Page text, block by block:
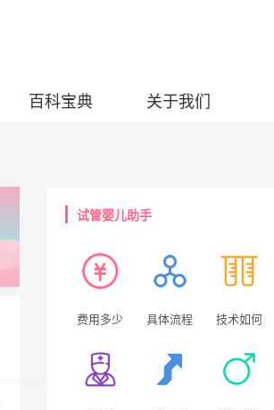
百科宝典 关于我们
试管婴儿助手
费用多少 具体流程 技术如何